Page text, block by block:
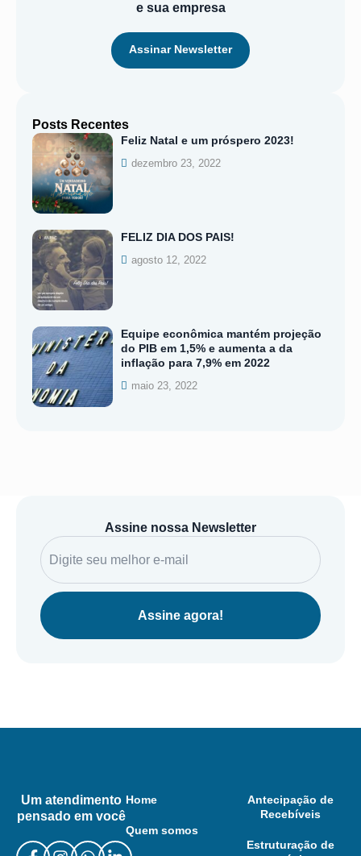
e sua empresa
Assinar Newsletter
Posts Recentes
Feliz Natal e um próspero 2023!
dezembro 23, 2022
FELIZ DIA DOS PAIS!
agosto 12, 2022
Equipe econômica mantém projeção
do PIB em 1,5% e aumenta a da
inflação para 7,9% em 2022
maio 23, 2022
Assine nossa Newsletter
Assine agora!
Um atendimento
pensado em você
Home
Quem somos
Antecipação de
Recebíveis
Estruturação de